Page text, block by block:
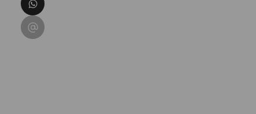
Condividi su Email